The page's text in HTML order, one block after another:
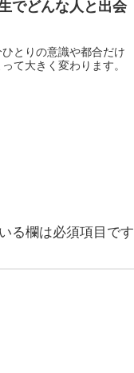
でどんな人と出会
とりの意識や都合だけ
て大きく変わります。
る欄は必須項目です